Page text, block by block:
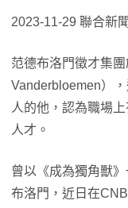
2023-11-29 聯合新
范德布洛門徵才集
Vanderbloemen）
人的他，認為職場
人才。
曾以《成為獨角獸
布洛門，近日在